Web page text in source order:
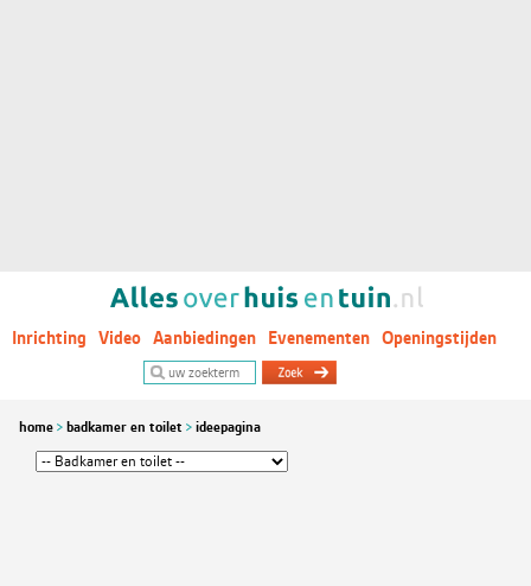
Inrichting Video Aanbiedingen Evenementen Openingstijden
home badkamer en toilet ideepagina